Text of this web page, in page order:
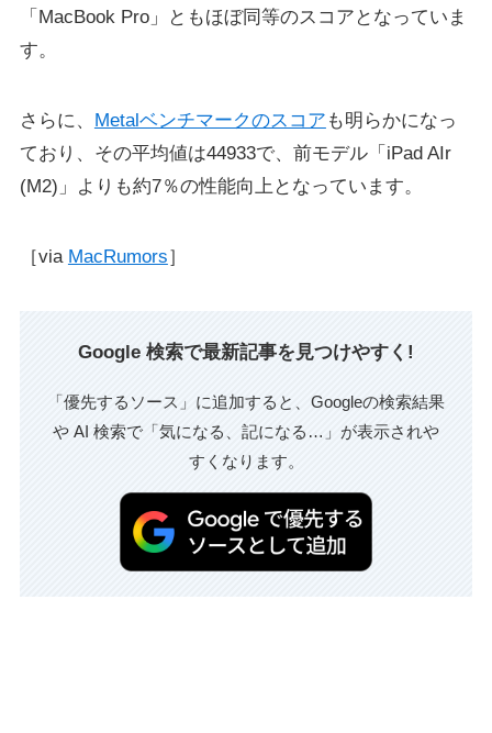
「MacBook Pro」ともほぼ同等のスコアとなっていま
す。
さらに、 Metalベンチマークのスコア も明らかになっ
ており、その平均値は44933で、前モデル「iPad AIr
(M2)」よりも約7％の性能向上となっています。
［via MacRumors］
Google 検索で最新記事を見つけやすく!
「優先するソース」に追加すると、Googleの検索結果
や AI 検索で「気になる、記になる…」が表示されや
すくなります。